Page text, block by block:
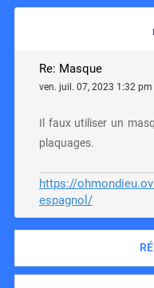
Re: Masque
ven. juil. 07, 2023 1:32 pm
Il faux utiliser un
plaquages.
https://
espagnol/